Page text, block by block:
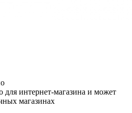
для интернет-магазина и может
магазинах